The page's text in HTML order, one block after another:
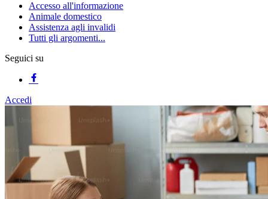
Accesso all'informazione
Animale domestico
Assistenza agli invalidi
Tutti gli argomenti...
Seguici su
Accedi